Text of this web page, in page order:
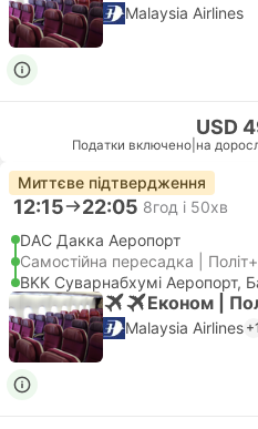
Malaysia Airlines
USD
Податки включено на
Миттєве підтвердження
12:15 22:05 8год і 50хв
DAC Дакка Аеропорт
Самостійна пересадка |
BKK Суварнабхумі Аеропорт,
Економ |
Malaysia Airlines